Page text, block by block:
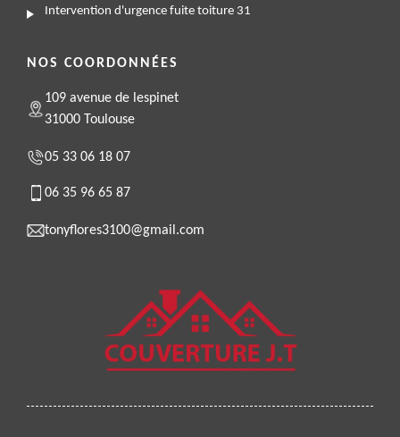
Intervention d'urgence fuite toiture 31
NOS COORDONNÉES
109 avenue de lespinet
31000 Toulouse
05 33 06 18 07
06 35 96 65 87
tonyflores3100@gmail.com